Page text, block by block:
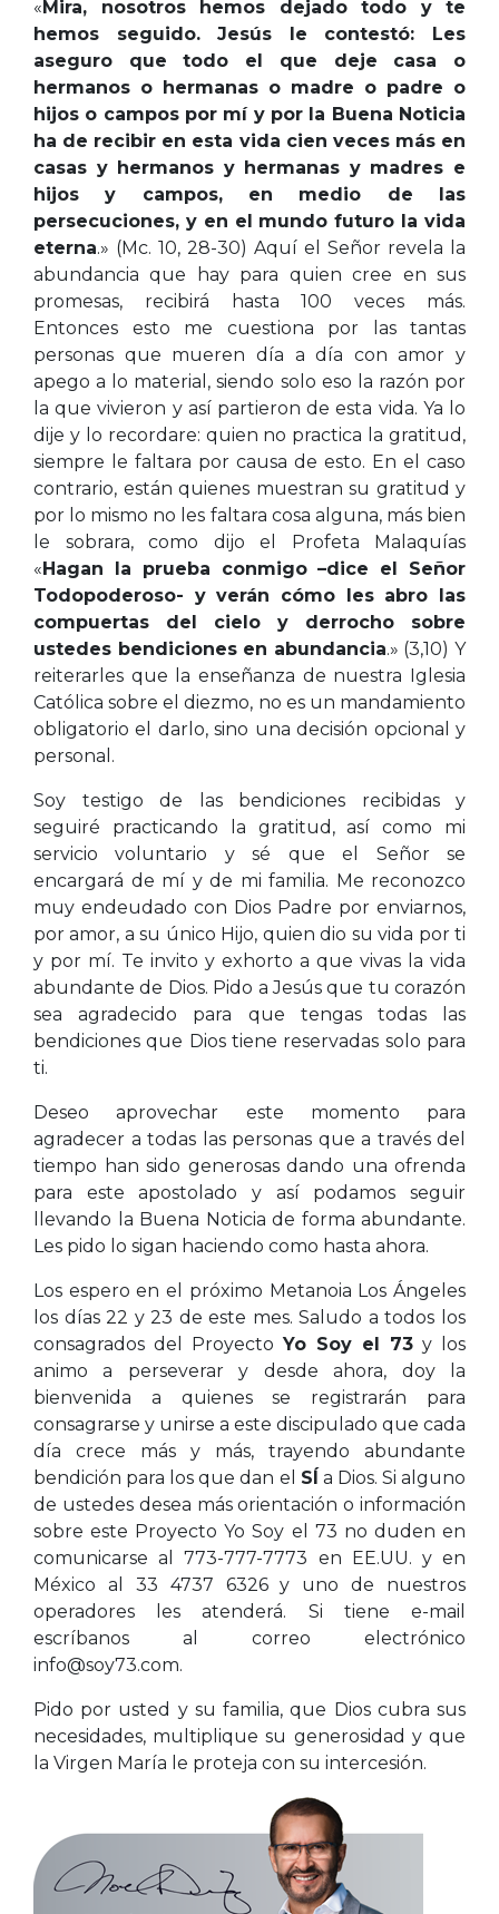
« Mira, nosotros hemos dejado todo y te
hemos seguido. Jesús le contestó: Les
aseguro que todo el que deje casa o
hermanos o hermanas o madre o padre o
hijos o campos por mí y por la Buena Noticia
ha de recibir en esta vida cien veces más en
casas y hermanos y hermanas y madres e
hijos y campos, en medio de las
persecuciones, y en el mundo futuro la vida
eterna.» (Mc. 10, 28-30) Aquí el Señor revela la
abundancia que hay para quien cree en sus
promesas, recibirá hasta 100 veces más.
Entonces esto me cuestiona por las tantas
personas que mueren día a día con amor y
apego a lo material, siendo solo eso la razón por
la que vivieron y así partieron de esta vida. Ya lo
dije y lo recordare: quien no practica la gratitud,
siempre le faltara por causa de esto. En el caso
contrario, están quienes muestran su gratitud y
por lo mismo no les faltara cosa alguna, más bien
le sobrara, como dijo el Profeta Malaquías
« Hagan la prueba conmigo –dice el Señor
Todopoderoso- y verán cómo les abro las
compuertas del cielo y derrocho sobre
ustedes bendiciones en abundancia.» (3,10) Y
reiterarles que la enseñanza de nuestra Iglesia
Católica sobre el diezmo, no es un mandamiento
obligatorio el darlo, sino una decisión opcional y
personal.
Soy testigo de las bendiciones recibidas y
seguiré practicando la gratitud, así como mi
servicio voluntario y sé que el Señor se
encargará de mí y de mi familia. Me reconozco
muy endeudado con Dios Padre por enviarnos,
por amor, a su único Hijo, quien dio su vida por ti
y por mí. Te invito y exhorto a que vivas la vida
abundante de Dios. Pido a Jesús que tu corazón
sea agradecido para que tengas todas las
bendiciones que Dios tiene reservadas solo para
ti.
Deseo aprovechar este momento para
agradecer a todas las personas que a través del
tiempo han sido generosas dando una ofrenda
para este apostolado y así podamos seguir
llevando la Buena Noticia de forma abundante.
Les pido lo sigan haciendo como hasta ahora.
Los espero en el próximo Metanoia Los Ángeles
los días 22 y 23 de este mes. Saludo a todos los
consagrados del Proyecto Yo Soy el 73 y los
animo a perseverar y desde ahora, doy la
bienvenida a quienes se registrarán para
consagrarse y unirse a este discipulado que cada
día crece más y más, trayendo abundante
bendición para los que dan el SÍ a Dios. Si alguno
de ustedes desea más orientación o información
sobre este Proyecto Yo Soy el 73 no duden en
comunicarse al 773-777-7773 en EE.UU. y en
México al 33 4737 6326 y uno de nuestros
operadores les atenderá. Si tiene e-mail
escríbanos al correo electrónico
info@soy73.com.
Pido por usted y su familia, que Dios cubra sus
necesidades, multiplique su generosidad y que
la Virgen María le proteja con su intercesión.